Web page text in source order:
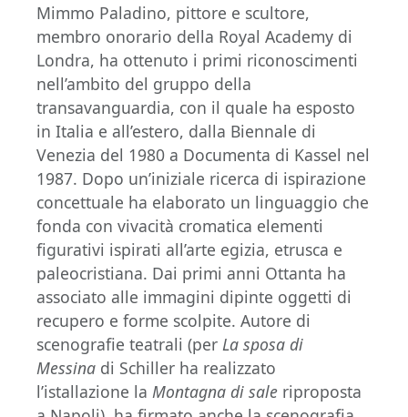
Mimmo Paladino, pittore e scultore,
membro onorario della Royal Academy di
Londra, ha ottenuto i primi riconoscimenti
nell’ambito del gruppo della
transavanguardia, con il quale ha esposto
in Italia e all’estero, dalla Biennale di
Venezia del 1980 a Documenta di Kassel nel
1987. Dopo un’iniziale ricerca di ispirazione
concettuale ha elaborato un linguaggio che
fonda con vivacità cromatica elementi
figurativi ispirati all’arte egizia, etrusca e
paleocristiana. Dai primi anni Ottanta ha
associato alle immagini dipinte oggetti di
recupero e forme scolpite. Autore di
scenografie teatrali (per La sposa di
Messina di Schiller ha realizzato
l’istallazione la Montagna di sale riproposta